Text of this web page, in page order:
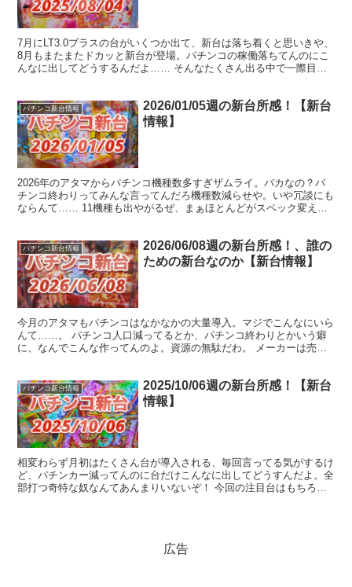
7月にLT3.0プラスの台がいくつか出て、新台は落ち着くと思いきや、
8月もまたまたドカッと新台が登場。パチンコの稼働落ちてんのにこ
んなに出してどうするんだよ…… そんなたくさん出る中で一際目立
パチンコ新台情報
2026/01/05週の新台所感！【新台
情報】
2026年のアタマからパチンコ機種数多すぎザムライ。バカなの？パ
チンコ終わりってみんな言ってんだろ機種数減らせや。いや冗談にも
ならんて…… 11機種も出やがるぜ、まぁほとんどがスペック変えで
パチンコ新台情報
2026/06/08週の新台所感！、誰の
ための新台なのか【新台情報】
今月のアタマもパチンコはなかなかの大量導入。マジでこんなにいら
んて……。 パチンコ人口減ってるとか、パチンコ終わりとかいう癖
に、なんでこんな作ってんのよ。資源の無駄だわ。 メーカーは売り
パチンコ新台情報
2025/10/06週の新台所感！【新台
情報】
相変わらず月初はたくさん台が導入される、毎回言ってる気がするけ
ど、パチンカー減ってんのに台だけこんなに出してどうすんだよ。全
部打つ奇特な奴なんてあんまりいないぞ！ 今回の注目台はもちろん
広告